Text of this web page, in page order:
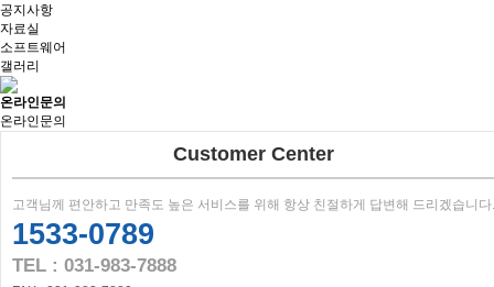
공지사항
자료실
소프트웨어
갤러리
온라인문의
온라인문의
Customer Center
고객님께 편안하고 만족도 높은 서비스를 위해 항상 친절하게 답변해 드리겠습니다.
1533-0789
TEL : 031-983-7888